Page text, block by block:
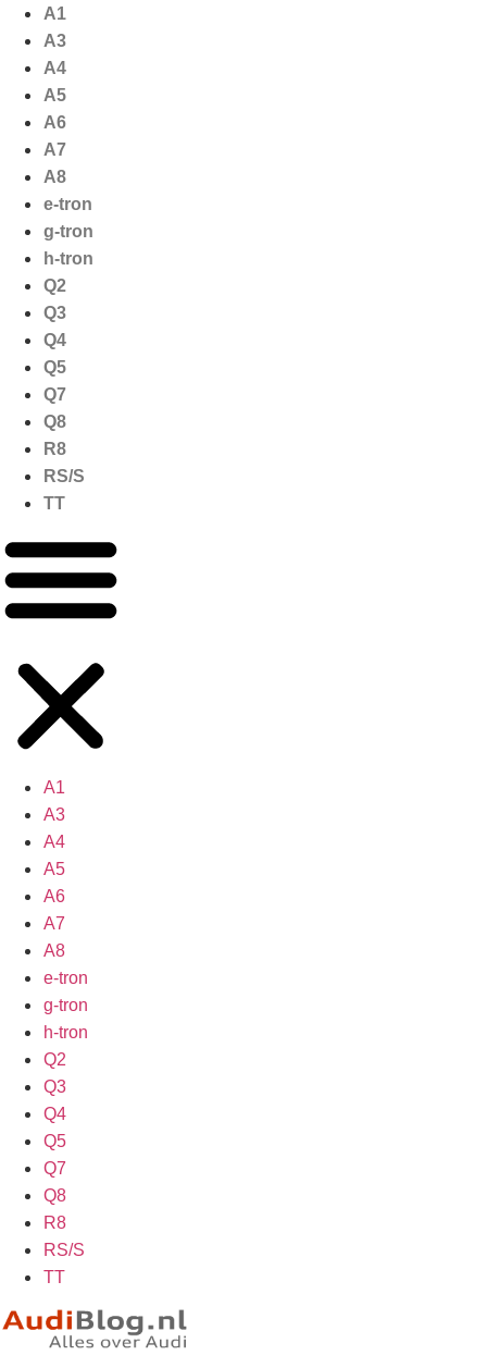
naar
inhoud
A1
A3
A4
A5
A6
A7
A8
e-tron
g-tron
h-tron
Q2
Q3
Q4
Q5
Q7
Q8
R8
RS/S
TT
A1
A3
A4
A5
A6
A7
A8
e-tron
g-tron
h-tron
Q2
Q3
Q4
Q5
Q7
Q8
R8
RS/S
TT